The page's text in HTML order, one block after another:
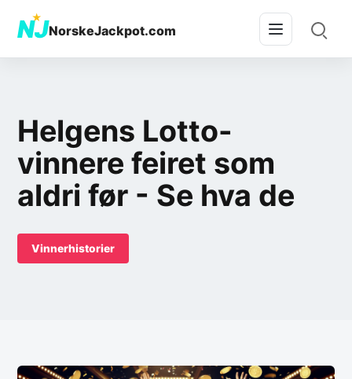
NJ
★
NorskeJackpot.com
Helgens Lotto-
vinnere feiret som
aldri før - Se hva de
Vinnerhistorier